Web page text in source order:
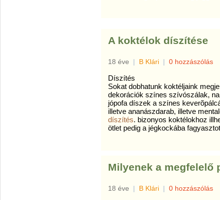
A koktélok díszítése
18 éve | B Klári | 0 hozzászólás
Díszítés
Sokat dobhatunk koktéljaink
dekorációk színes szívószálak,
jópofa díszek a színes
illetve ananászdarab, illetve
díszítés. bizonyos koktélokhoz
ötlet pedig a jégkockába
Milyenek a megfelelő
18 éve | B Klári | 0 hozzászólás